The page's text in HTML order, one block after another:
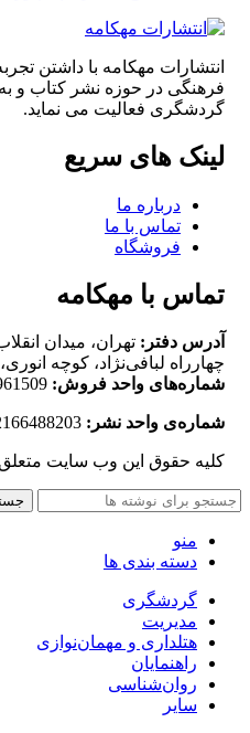
انتشارات مهکامه با داشتن
فرهنگی در حوزه نشر کتاب
گردشگری فعالیت می نماید.
لینک های سریع
درباره ما
تماس با ما
فروشگاه
تماس با مهکامه
آدرس دفتر: تهران، میدان
چهارراه لبافی‌نژاد، کوچه انوری، پلاک 8،
شماره‌های واحد فروش:
شماره‌‌ی واحد نشر:
کلیه حقوق این وب سایت
منو
دسته بندی ها
گردشگری
مدیریت
هتلداری و مهمان‌نوازی
راهنمایان
روان‌شناسی
سایر